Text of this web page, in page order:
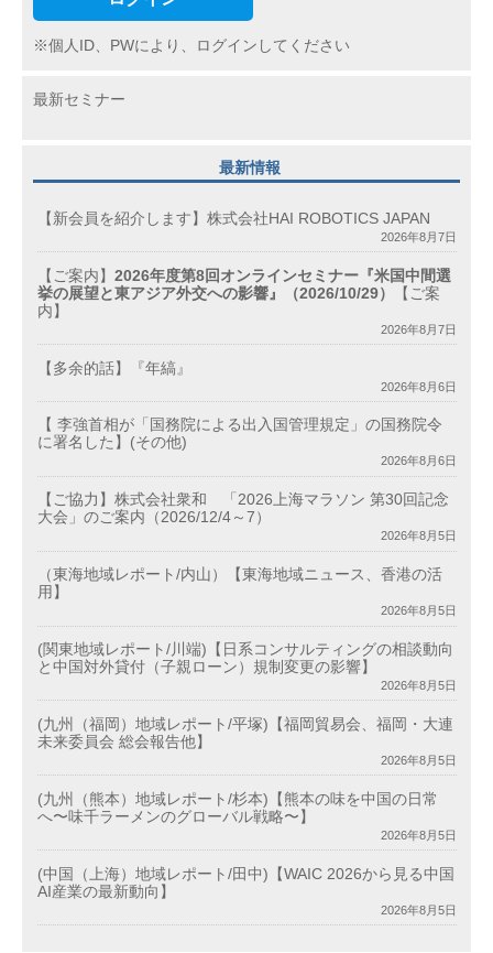
※個人ID、PWにより、ログインしてください
最新セミナー
最新情報
【新会員を紹介します】株式会社HAI ROBOTICS JAPAN
2026年8月7日
【ご案内】 2026年度第8回オンラインセミナー『米国中間選
挙の展望と東アジア外交への影響』（2026/10/29）
【ご案
内】
2026年8月7日
【多余的話】『年縞』
2026年8月6日
【 李強首相が「国務院による出入国管理規定」の国務院令
に署名した】(その他)
2026年8月6日
【ご協力】株式会社衆和 「2026上海マラソン 第30回記念
大会」のご案内（2026/12/4～7）
2026年8月5日
（東海地域レポート/内山）【東海地域ニュース、香港の活
用】
2026年8月5日
(関東地域レポート/川端)【日系コンサルティングの相談動向
と中国対外貸付（子親ローン）規制変更の影響】
2026年8月5日
(九州（福岡）地域レポート/平塚)【福岡貿易会、福岡・大連
未来委員会 総会報告他】
2026年8月5日
(九州（熊本）地域レポート/杉本)【熊本の味を中国の日常
へ〜味千ラーメンのグローバル戦略〜】
2026年8月5日
(中国（上海）地域レポート/田中)【WAIC 2026から見る中国
AI産業の最新動向】
2026年8月5日